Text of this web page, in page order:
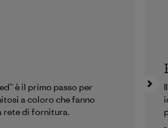
è il primo passo per
a coloro che fanno
rete di fornitura.